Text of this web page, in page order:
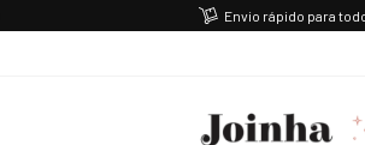
Envio rápido para